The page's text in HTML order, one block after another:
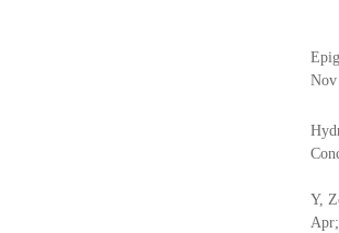
Nov
Y,